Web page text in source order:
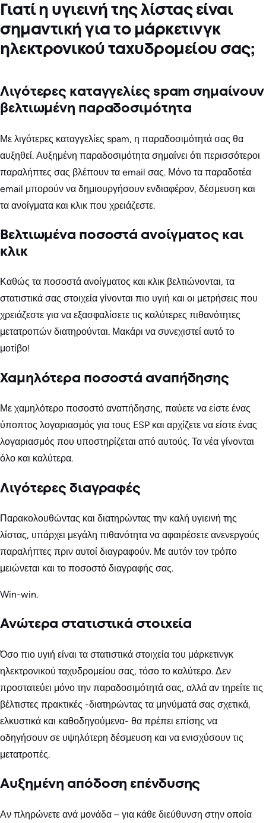
Γιατί η υγιεινή της λίστας είναι
σημαντική για το μάρκετινγκ
ηλεκτρονικού ταχυδρομείου σας;
Λιγότερες καταγγελίες spam σημαίνουν
βελτιωμένη παραδοσιμότητα
Με λιγότερες καταγγελίες spam, η παραδοσιμότητά σας θα
αυξηθεί. Αυξημένη παραδοσιμότητα σημαίνει ότι περισσότεροι
παραλήπτες σας βλέπουν τα email σας. Μόνο τα παραδοτέα
email μπορούν να δημιουργήσουν ενδιαφέρον, δέσμευση και
τα ανοίγματα και κλικ που χρειάζεστε.
Βελτιωμένα ποσοστά ανοίγματος και
κλικ
Καθώς τα ποσοστά ανοίγματος και κλικ βελτιώνονται, τα
στατιστικά σας στοιχεία γίνονται πιο υγιή και οι μετρήσεις που
χρειάζεστε για να εξασφαλίσετε τις καλύτερες πιθανότητες
μετατροπών διατηρούνται. Μακάρι να συνεχιστεί αυτό το
μοτίβο!
Χαμηλότερα ποσοστά αναπήδησης
Με χαμηλότερο ποσοστό αναπήδησης, παύετε να είστε ένας
ύποπτος λογαριασμός για τους ESP και αρχίζετε να είστε ένας
λογαριασμός που υποστηρίζεται από αυτούς. Τα νέα γίνονται
όλο και καλύτερα.
Λιγότερες διαγραφές
Παρακολουθώντας και διατηρώντας την καλή υγιεινή της
λίστας, υπάρχει μεγάλη πιθανότητα να αφαιρέσετε ανενεργούς
παραλήπτες πριν αυτοί διαγραφούν. Με αυτόν τον τρόπο
μειώνεται και το ποσοστό διαγραφής σας.
Win-win.
Ανώτερα στατιστικά στοιχεία
Όσο πιο υγιή είναι τα στατιστικά στοιχεία του μάρκετινγκ
ηλεκτρονικού ταχυδρομείου σας, τόσο το καλύτερο. Δεν
προστατεύει μόνο την παραδοσιμότητά σας, αλλά αν τηρείτε τις
βέλτιστες πρακτικές -διατηρώντας τα μηνύματά σας σχετικά,
ελκυστικά και καθοδηγούμενα- θα πρέπει επίσης να
οδηγήσουν σε υψηλότερη δέσμευση και να ενισχύσουν τις
μετατροπές.
Αυξημένη απόδοση επένδυσης
Αν πληρώνετε ανά μονάδα – για κάθε διεύθυνση στην οποία